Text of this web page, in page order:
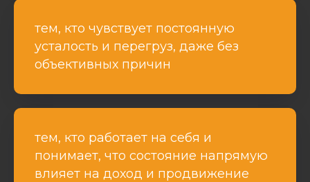
тем, кто чувствует постоянную
усталость и перегруз, даже без
объективных причин
тем, кто работает на себя и
понимает, что состояние напрямую
влияет на доход и продвижение